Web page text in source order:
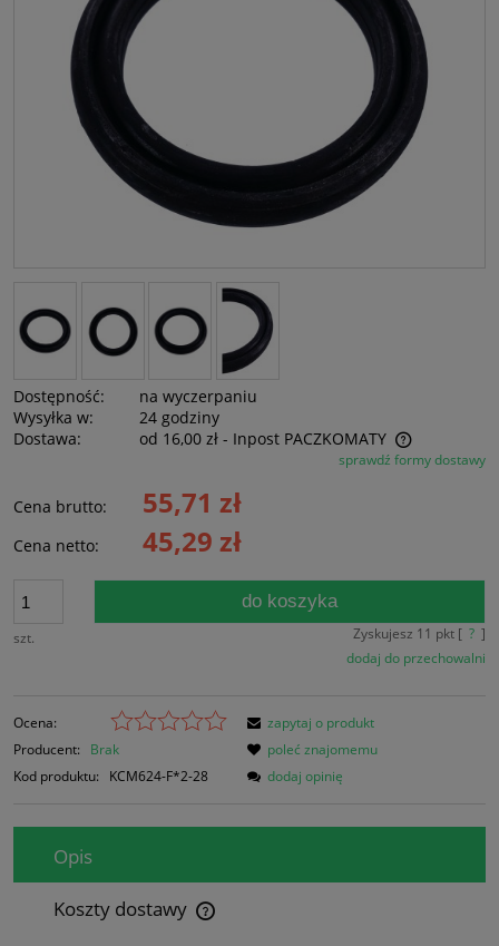
Dostępność:
na wyczerpaniu
Wysyłka w:
24 godziny
Dostawa:
od 16,00 zł - Inpost PACZKOMATY
Cena nie zawiera ewentualnych kosztów płatnościsprawdź formy dostawy
Cena brutto: 55,71 zł
Cena netto: 45,29 zł
szt.
do koszyka
Zyskujesz 11 pkt [ ? ]
dodaj do przechowalni
Ocena:
Producent:
Brak
Kod produktu:
KCM624-F*2-28
zapytaj o produkt
poleć znajomemu
dodaj opinię
Opis
Koszty dostawy
Cena nie zawiera ewentualnych kosztów płatności